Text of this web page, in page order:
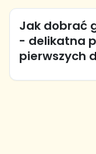
Jak dobrać
- delikatna
pierwszych